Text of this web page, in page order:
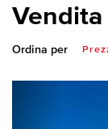
Vendita
Ordina per